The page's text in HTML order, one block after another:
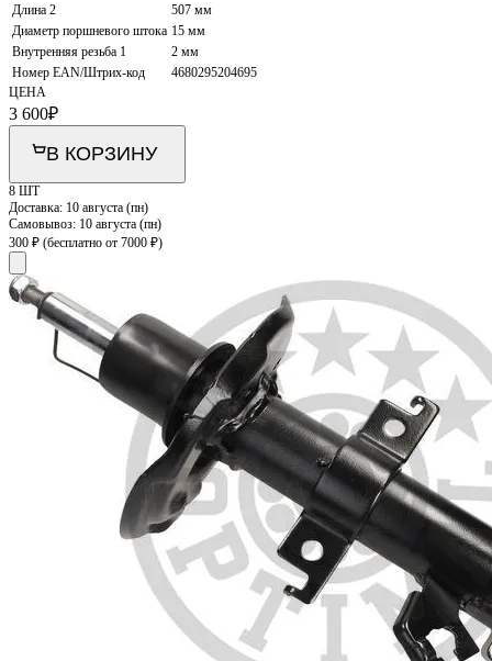
Длина 2
507 мм
Диаметр поршневого штока 15 мм
Внутренняя резьба 1
2 мм
Номер EAN/Штрих-код
4680295204695
ЦЕНА
3 600₽
В КОРЗИНУ
8 ШТ
Доставка: 10 августа (пн)
Самовывоз: 10 августа (пн)
300 ₽ (бесплатно от 7000 ₽)